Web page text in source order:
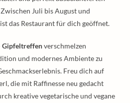
Juli bis August und
das Restaurant für dich geöffnet.
Gipfeltreffenverschmelzen
und modernes Ambiente zu
Freu dich auf
die mit Raffinesse neu gedacht
kreative vegetarische und vegane